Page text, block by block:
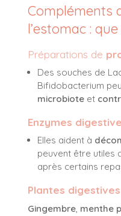
Compléments
l’estomac :
Préparations de
Des souches de
Bifidobacterium
microbiote et
Enzymes
Elles aident à
peuvent être utiles
après certains
Plantes digestives
Gingembre menthe